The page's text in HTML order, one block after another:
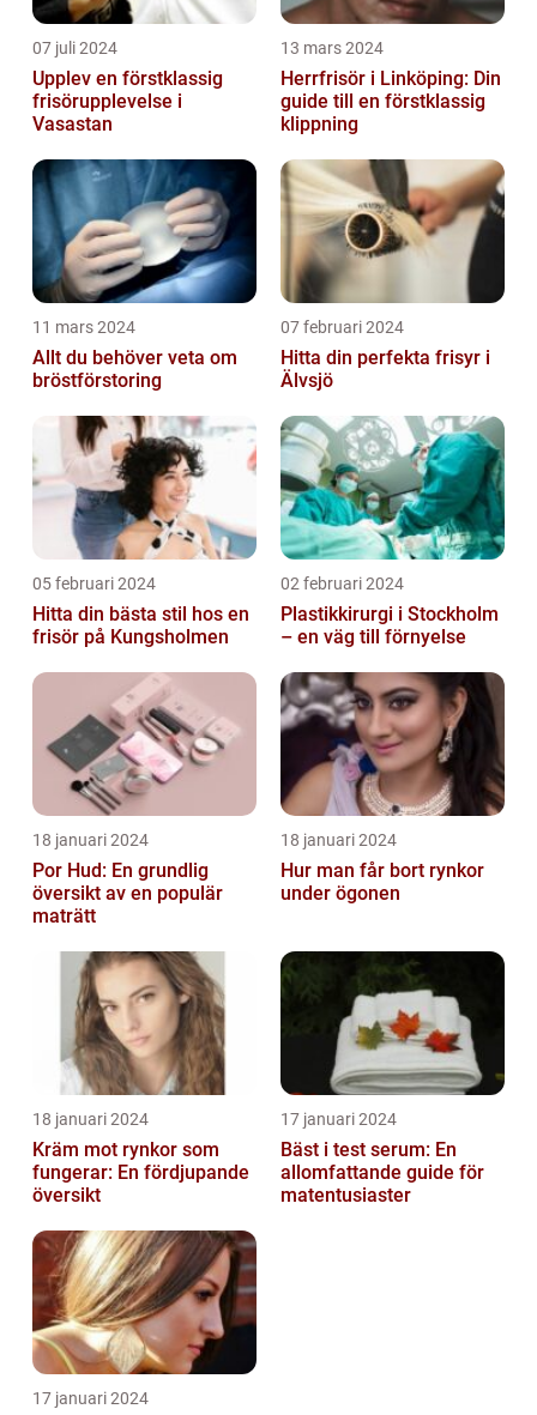
07 juli 2024
Upplev en förstklassig
frisörupplevelse i
Vasastan
13 mars 2024
Herrfrisör i Linköping: Din
guide till en förstklassig
klippning
11 mars 2024
Allt du behöver veta om
bröstförstoring
07 februari 2024
Hitta din perfekta frisyr i
Älvsjö
05 februari 2024
Hitta din bästa stil hos en
frisör på Kungsholmen
02 februari 2024
Plastikkirurgi i Stockholm
– en väg till förnyelse
18 januari 2024
Por Hud: En grundlig
översikt av en populär
maträtt
18 januari 2024
Hur man får bort rynkor
under ögonen
18 januari 2024
Kräm mot rynkor som
fungerar: En fördjupande
översikt
17 januari 2024
Bäst i test serum: En
allomfattande guide för
matentusiaster
17 januari 2024